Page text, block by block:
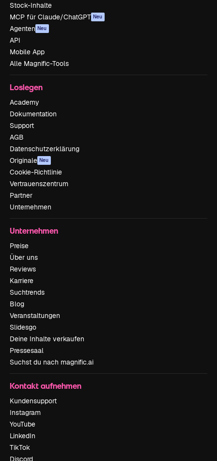
Stock-Inhalte
MCP für Claude/ChatGPT Neu
Agenten Neu
API
Mobile App
Alle Magnific-Tools
Loslegen
Academy
Dokumentation
Support
AGB
Datenschutzerklärung
Originale Neu
Cookie-Richtlinie
Vertrauenszentrum
Partner
Unternehmen
Unternehmen
Preise
Über uns
Reviews
Karriere
Suchtrends
Blog
Veranstaltungen
Slidesgo
Deine Inhalte verkaufen
Pressesaal
Suchst du nach magnific.ai
Kontakt aufnehmen
Kundensupport
Instagram
YouTube
LinkedIn
TikTok
Discord